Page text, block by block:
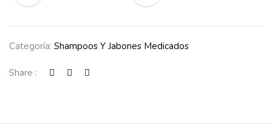
Categoría: Shampoos Y Jabones Medicados
Share :